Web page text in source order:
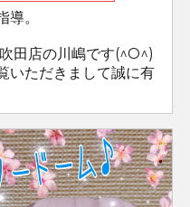
。
田店の川嶋です(^O^)
いただきまして誠に有